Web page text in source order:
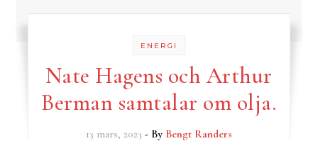
ENERGI
Nate Hagens och Arthur
Berman samtalar om olja.
13 mars, 2023 - By Bengt Randers